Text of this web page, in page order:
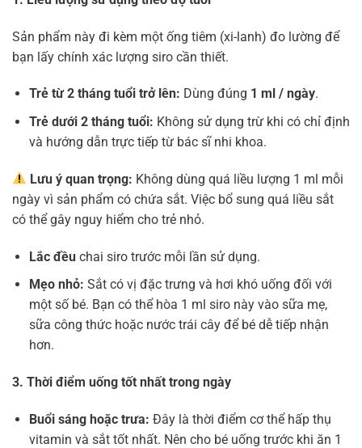
Sản phẩm này đi kèm một ống tiêm (xi-lanh) đo lường để
bạn lấy chính xác lượng siro cần thiết.
Trẻ từ 2 tháng tuổi trở lên: Dùng đúng 1 ml / ngày.
Trẻ dưới 2 tháng tuổi: Không sử dụng trừ khi có chỉ định
và hướng dẫn trực tiếp từ bác sĩ nhi khoa.
Lưu ý quan trọng: Không dùng quá liều lượng 1 ml mỗi
ngày vì sản phẩm có chứa sắt. Việc bổ sung quá liều sắt
có thể gây nguy hiểm cho trẻ nhỏ.
Lắc đềuchai siro trước mỗi lần sử dụng.
Mẹo nhỏ: Sắt có vị đặc trưng và hơi khó uống đối với
một số bé. Bạn có thể hòa 1 ml siro này vào sữa mẹ,
sữa công thức hoặc nước trái cây để bé dễ tiếp nhận
hơn.
3. Thời điểm uống tốt nhất trong ngày
Buổi sáng hoặc trưa: Đây là thời điểm cơ thể hấp thụ
vitamin và sắt tốt nhất. Nên cho bé uống trước khi ăn 1